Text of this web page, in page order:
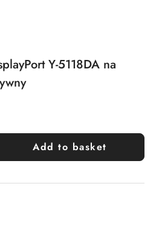
Y-5118DA na
Add to basket